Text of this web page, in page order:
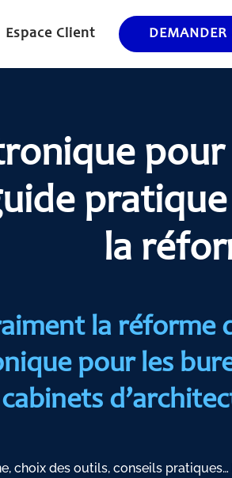
Espace Client DEMANDER
pour
la
la réforme
pour les
choix des outils, conseils pratiques…